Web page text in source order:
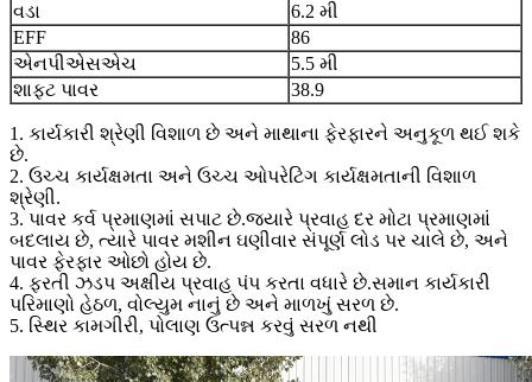
વડા
6.2 મી
EFF
86
એનપીએસએચ
5.5 મી
શાફ્ટ પાવર
38.9
1. કાર્યકારી શ્રેણી વિશાળ છે અને માથાના ફેરફારને અનુકૂળ થઈ શકે
છે.
2. ઉચ્ચ કાર્યક્ષમતા અને ઉચ્ચ ઓપરેટિંગ કાર્યક્ષમતાની વિશાળ
શ્રેણી.
3. પાવર કર્વ પ્રમાણમાં સપાટ છે.જ્યારે પ્રવાહ દર મોટા પ્રમાણમાં
બદલાય છે, ત્યારે પાવર મશીન ઘણીવાર સંપૂર્ણ લોડ પર ચાલે છે, અને
પાવર ફેરફાર ઓછો હોય છે.
4. ફરતી ઝડપ અક્ષીય પ્રવાહ પંપ કરતા વધારે છે.સમાન કાર્યકારી
પરિમાણો હેઠળ, વોલ્યુમ નાનું છે અને માળખું સરળ છે.
5. સ્થિર કામગીરી, પોલાણ ઉત્પન્ન કરવું સરળ નથી